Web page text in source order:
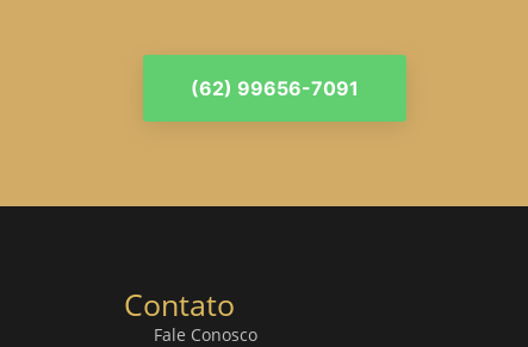
(62) 99656-7091
Contato
Fale Conosco